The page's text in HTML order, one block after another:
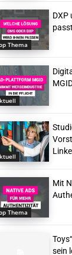
Thema
DXP
Thema
Mit
sein